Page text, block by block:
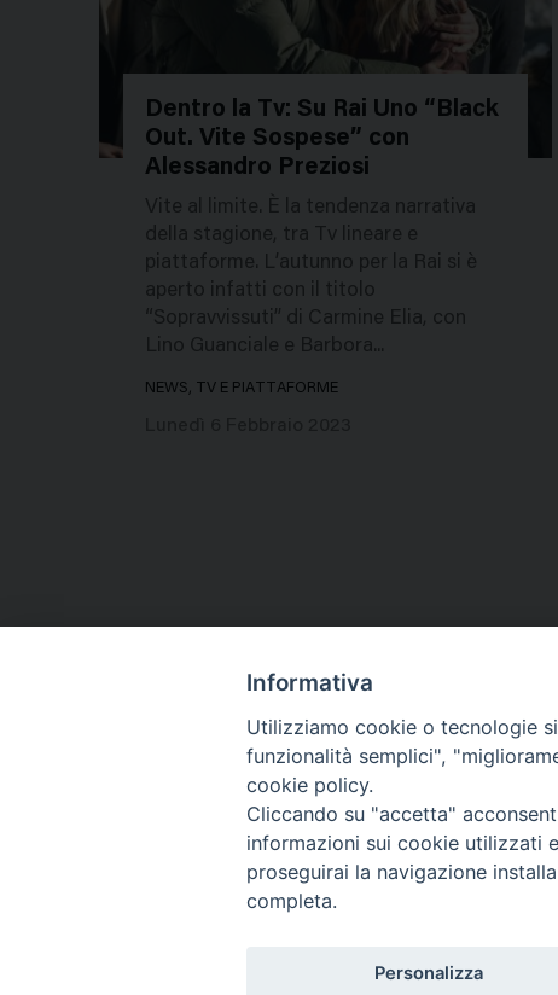
52232
Dentro la Tv: Su Rai Uno “Black
Out. Vite Sospese” con
Alessandro Preziosi
Vite al limite. È la tendenza narrativa
della stagione, tra Tv lineare e
piattaforme. L’autunno per la Rai si è
aperto infatti con il titolo
“Sopravvissuti” di Carmine Elia, con
Lino Guanciale e Barbora...
NEWS, TV E PIATTAFORME
Titolo
Informativa
Utilizziamo cookie o tecnologie
funzionalità semplici",
cookie policy.
Cliccando su "accetta"
informazioni sui cookie utilizzati
proseguirai la navigazione
completa.
Personalizza